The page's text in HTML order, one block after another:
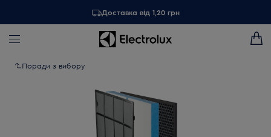
Доставка від 1,20 грн
Поради з вибору